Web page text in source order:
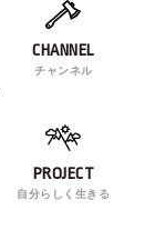
CHANNEL
チャンネル
PROJECT
自分らしく生きる